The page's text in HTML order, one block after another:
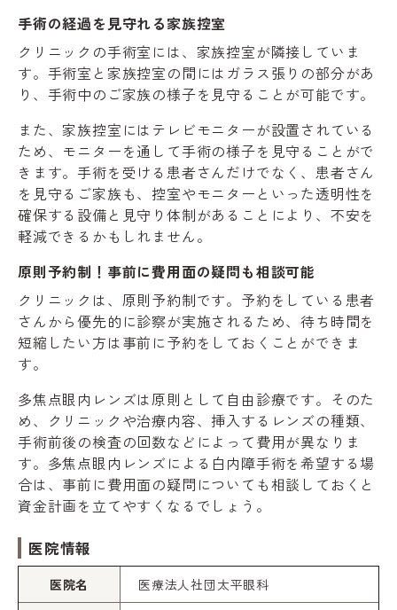
手術の経過を見守れる家族控室
クリニックの手術室には、家族控室が隣接していま
す。手術室と家族控室の間にはガラス張りの部分があ
り、手術中のご家族の様子を見守ることが可能です。
また、家族控室にはテレビモニターが設置されている
ため、モニターを通して手術の様子を見守ることがで
きます。手術を受ける患者さんだけでなく、患者さん
を見守るご家族も、控室やモニターといった透明性を
確保する設備と見守り体制があることにより、不安を
軽減できるかもしれません。
原則予約制！事前に費用面の疑問も相談可能
クリニックは、原則予約制です。予約をしている患者
さんから優先的に診察が実施されるため、待ち時間を
短縮したい方は事前に予約をしておくことができま
す。
多焦点眼内レンズは原則として自由診療です。そのた
め、クリニックや治療内容、挿入するレンズの種類、
手術前後の検査の回数などによって費用が異なりま
す。多焦点眼内レンズによる白内障手術を希望する場
合は、事前に費用面の疑問についても相談しておくと
資金計画を立てやすくなるでしょう。
医院情報
医院名 医療法人社団太平眼科